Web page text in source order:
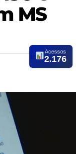
MS
Acessos
2.176